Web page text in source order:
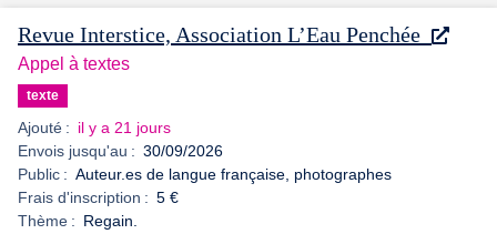
Revue Interstice, Association L’Eau Penchée
Appel à textes
texte
Ajouté : il y a 21 jours
Envois jusqu'au : 30/09/2026
Public : Auteur.es de langue française, photographes
Frais d'inscription : 5 €
Thème : Regain.